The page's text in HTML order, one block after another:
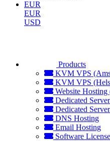
EUR
EUR
USD
Products
KVM VPS
KVM VPS
Website
Dedicated
Dedicated
DNS Hosting
Email Hosting
Software